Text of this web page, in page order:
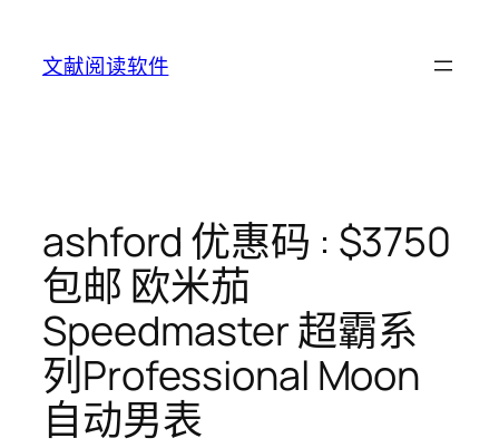
content
文献阅读软件
ashford 优惠码 : $3750
包邮 欧米茄
Speedmaster 超霸系
列Professional Moon
自动男表